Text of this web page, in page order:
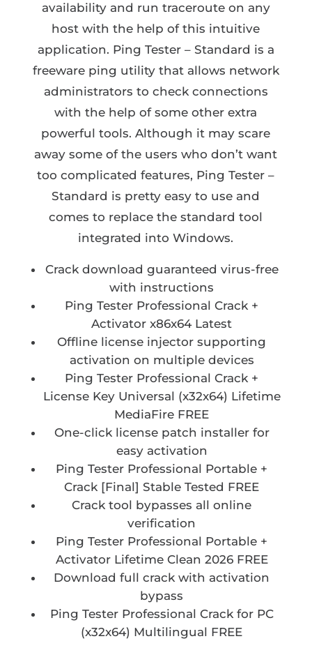
availability and run traceroute on any
host with the help of this intuitive
application. Ping Tester – Standard is a
freeware ping utility that allows network
administrators to check connections
with the help of some other extra
powerful tools. Although it may scare
away some of the users who don’t want
too complicated features, Ping Tester –
Standard is pretty easy to use and
comes to replace the standard tool
integrated into Windows.
Crack download guaranteed virus-free
with instructions
Ping Tester Professional Crack +
Activator x86x64 Latest
Offline license injector supporting
activation on multiple devices
Ping Tester Professional Crack +
License Key Universal (x32x64) Lifetime
MediaFire FREE
One-click license patch installer for
easy activation
Ping Tester Professional Portable +
Crack [Final] Stable Tested FREE
Crack tool bypasses all online
verification
Ping Tester Professional Portable +
Activator Lifetime Clean 2026 FREE
Download full crack with activation
bypass
Ping Tester Professional Crack for PC
(x32x64) Multilingual FREE